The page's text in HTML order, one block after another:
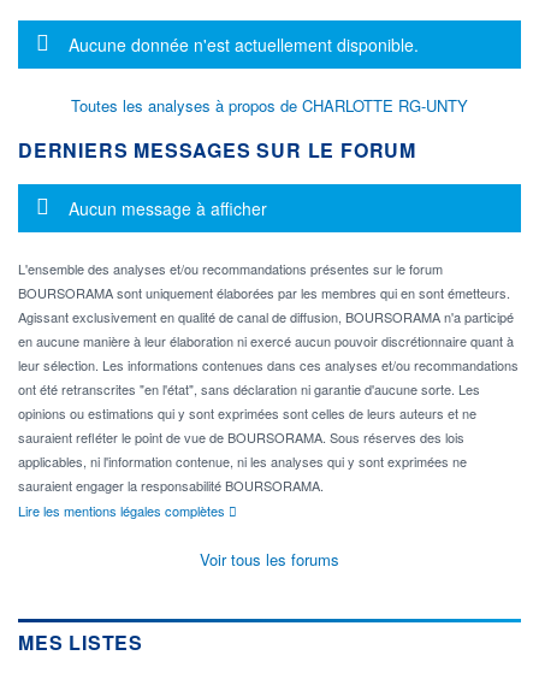
Message d'information
Aucune donnée n'est actuellement disponible.
Toutes les analyses à propos de CHARLOTTE RG-UNTY
DERNIERS MESSAGES SUR LE FORUM
Message d'information
Aucun message à afficher
L'ensemble des analyses et/ou recommandations présentes sur le forum
BOURSORAMA sont uniquement élaborées par les membres qui en sont émetteurs.
Agissant exclusivement en qualité de canal de diffusion, BOURSORAMA n'a participé
en aucune manière à leur élaboration ni exercé aucun pouvoir discrétionnaire quant à
leur sélection. Les informations contenues dans ces analyses et/ou recommandations
ont été retranscrites "en l'état", sans déclaration ni garantie d'aucune sorte. Les
opinions ou estimations qui y sont exprimées sont celles de leurs auteurs et ne
sauraient refléter le point de vue de BOURSORAMA. Sous réserves des lois
applicables, ni l'information contenue, ni les analyses qui y sont exprimées ne
sauraient engager la responsabilité BOURSORAMA.
Lire les mentions légales complètes
Voir tous les forums
MES LISTES